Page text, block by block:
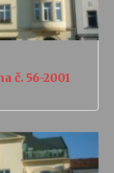
č. 56-2001